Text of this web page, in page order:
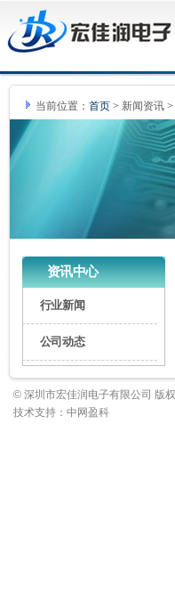
当前位置： 首页> 新闻资讯>
资讯中心
行业新闻
公司动态
© 深圳市宏佳润电子有限公司 版
技术支持： 中网盈科